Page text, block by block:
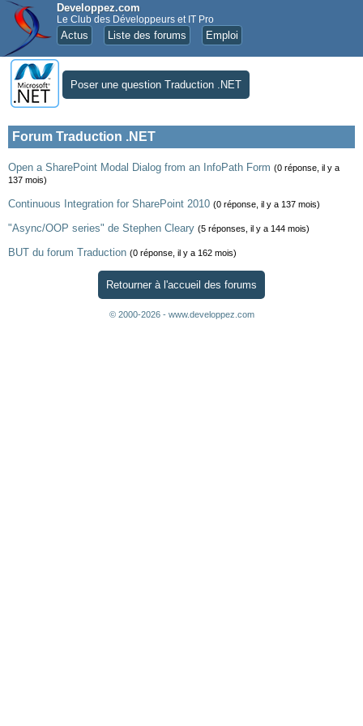
Developpez.com
Le Club des Développeurs et IT Pro
Actus Liste des forums Emploi
Poser une question Traduction .NET
Forum Traduction .NET
Open a SharePoint Modal Dialog from an InfoPath Form (0 réponse, il y a
137 mois)
Continuous Integration for SharePoint 2010 (0 réponse, il y a 137 mois)
"Async/OOP series" de Stephen Cleary (5 réponses, il y a 144 mois)
BUT du forum Traduction (0 réponse, il y a 162 mois)
Retourner à l'accueil des forums
© 2000-2026 - www.developpez.com